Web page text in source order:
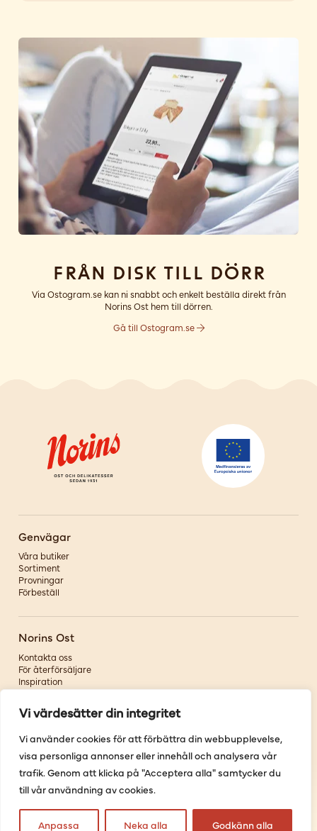
Vi värdesätter din integritet
Vi använder cookies för att förbättra din webbupplevelse,
visa personliga annonser eller innehåll och analysera vår
trafik. Genom att klicka på "Acceptera alla" samtycker du
till vår användning av cookies.
Anpassa Neka alla Godkänn alla
Från disk till dörr
Via Ostogram.se kan ni snabbt och enkelt beställa direkt från
Norins Ost hem till dörren.
Gå till Ostogram.se
Genvägar
Våra butiker
Sortiment
Provningar
Förbeställ
Norins Ost
Kontakta oss
För återförsäljare
Inspiration
Om oss
Följ oss
Facebook
Instagram
Youtube